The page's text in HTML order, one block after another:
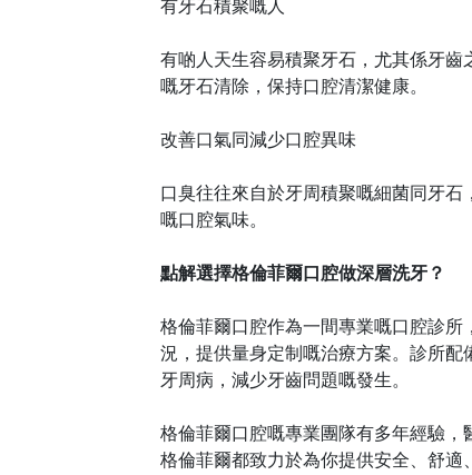
有牙石積聚嘅人
有啲人天生容易積聚牙石，尤其係牙
嘅牙石清除，保持口腔清潔健康。
改善口氣同減少口腔異味
口臭往往來自於牙周積聚嘅細菌同牙
嘅口腔氣味。
點解選擇格倫菲爾口腔做深層洗牙？
格倫菲爾口腔作為一間專業嘅口腔診所
況，提供量身定制嘅治療方案。診所配
牙周病，減少牙齒問題嘅發生。
格倫菲爾口腔嘅專業團隊有多年經驗，
格倫菲爾都致力於為你提供安全、舒適